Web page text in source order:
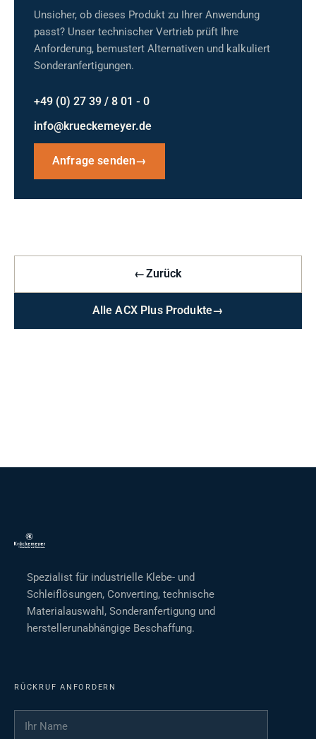
Unsicher, ob dieses Produkt zu Ihrer Anwendung
passt? Unser technischer Vertrieb prüft Ihre
Anforderung, bemustert Alternativen und kalkuliert
Sonderanfertigungen.
+49 (0) 27 39 / 8 01 - 0
info@krueckemeyer.de
Anfrage senden→
←Zurück
Alle ACX Plus Produkte→
Spezialist für industrielle Klebe- und
Schleiflösungen, Converting, technische
Materialauswahl, Sonderanfertigung und
herstellerunabhängige Beschaffung.
RÜCKRUF ANFORDERN
Ihr Name